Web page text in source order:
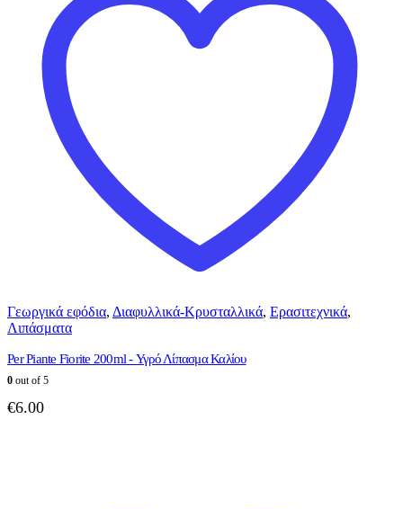
Γεωργικά εφόδια, Διαφυλλικά-Κρυσταλλικά, Ερασιτεχνικά,
Λιπάσματα
Per Piante Fiorite 200ml - Υγρό Λίπασμα Καλίου
0 out of 5
€6.00